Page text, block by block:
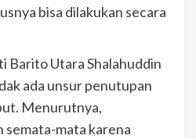
bisa dilakukan secara
Barito Utara Shalahuddin
ada unsur penutupan
Menurutnya,
semata-mata karena